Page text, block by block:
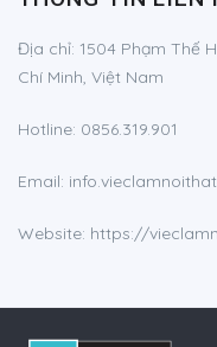
Địa chỉ: 1504 Phạm Thế
Chí Minh, Việt Nam
Hotline: 0856.319.901
Email:
Website: https://